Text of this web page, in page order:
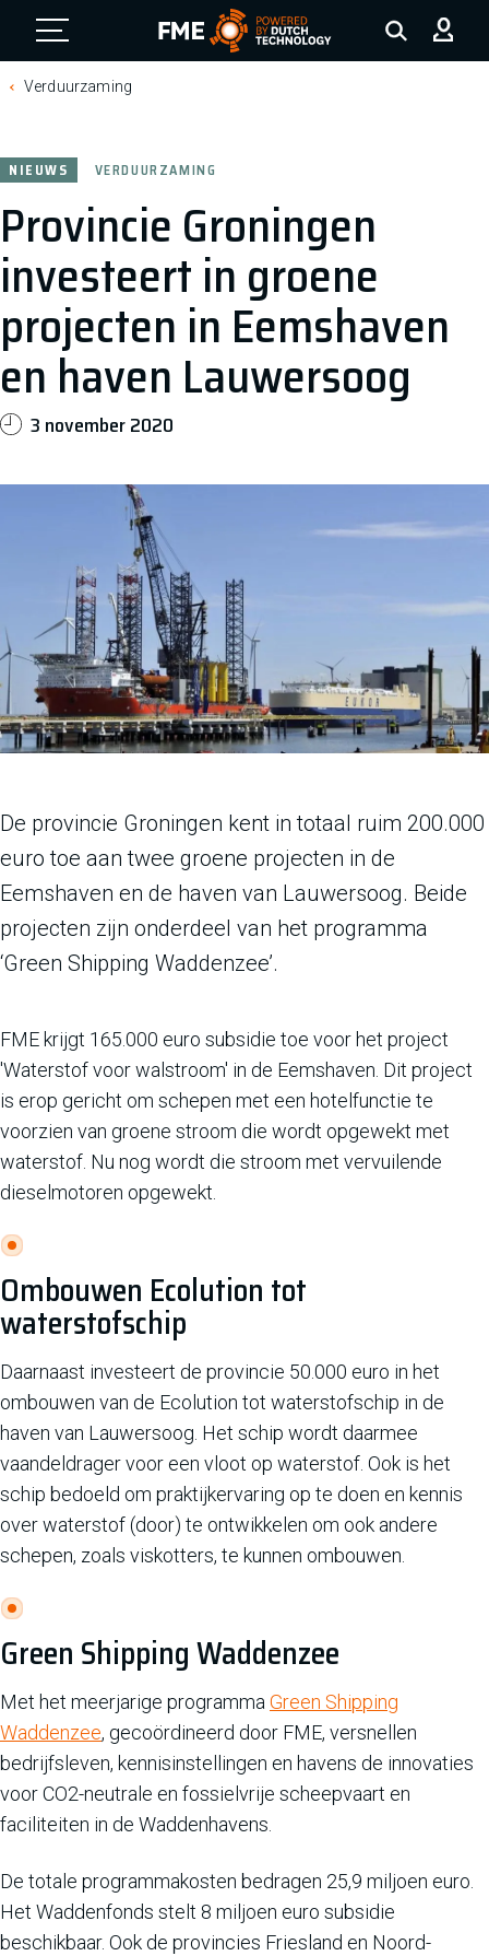
FME Logo, to the homepage
Verduurzaming
Provincie Groningen
investeert in groene
projecten in Eemshaven
en haven Lauwersoog
NIEUWS VERDUURZAMING
3 november 2020
De provincie Groningen kent in totaal ruim 200.000
euro toe aan twee groene projecten in de
Eemshaven en de haven van Lauwersoog. Beide
projecten zijn onderdeel van het programma
‘Green Shipping Waddenzee’.
FME krijgt 165.000 euro subsidie toe voor het project
'Waterstof voor walstroom' in de Eemshaven. Dit project
is erop gericht om schepen met een hotelfunctie te
voorzien van groene stroom die wordt opgewekt met
waterstof. Nu nog wordt die stroom met vervuilende
dieselmotoren opgewekt.
Ombouwen Ecolution tot
waterstofschip
Daarnaast investeert de provincie 50.000 euro in het
ombouwen van de Ecolution tot waterstofschip in de
haven van Lauwersoog. Het schip wordt daarmee
vaandeldrager voor een vloot op waterstof. Ook is het
schip bedoeld om praktijkervaring op te doen en kennis
over waterstof (door) te ontwikkelen om ook andere
schepen, zoals viskotters, te kunnen ombouwen.
Green Shipping Waddenzee
Met het meerjarige programmaGreen Shipping
Waddenzee, gecoördineerd door FME, versnellen
bedrijfsleven, kennisinstellingen en havens de innovaties
voor CO2-neutrale en fossielvrije scheepvaart en
faciliteiten in de Waddenhavens.
De totale programmakosten bedragen 25,9 miljoen euro.
Het Waddenfonds stelt 8 miljoen euro subsidie
beschikbaar. Ook de provincies Friesland en Noord-